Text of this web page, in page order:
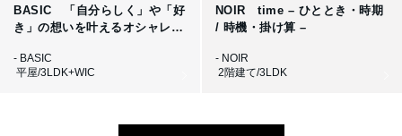
BASIC 「自分らしく」や「好
き」の想いを叶えるオシャレな
- BASIC
平屋/3LDK+WIC
NOIR time – ひととき・時期
/ 時機・掛け算 –
- NOIR
2階建て/3LDK